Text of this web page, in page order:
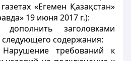
«Егемен Қазақстан»
19 июня 2017 г.):
дополнить заголовками
следующего содержания:
Нарушение требований к